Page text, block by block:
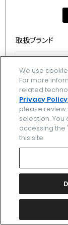
取扱ブランド
アテッサ/プロ
シチズン エル /
We use
For more
related
Privacy Policy
please review
selection.
accessing the
this site.